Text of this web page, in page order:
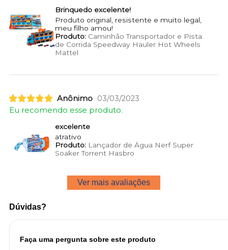
Brinquedo excelente!
Produto original, resistente e muito legal,
meu filho amou!
Produto:Caminhão Transportador e Pista
de Corrida Speedway Hauler Hot Wheels
Mattel
Anônimo 03/03/2023
Eu recomendo esse produto.
excelente
atrativo
Produto:Lançador de Água Nerf Super
Soaker Torrent Hasbro
Ver mais avaliações
Dúvidas?
Faça uma pergunta sobre este produto